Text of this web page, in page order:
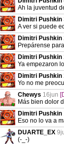
Ah la juventud
Dimitri Pushkin
A ver si puede
Dimitri Pushkin
Prepárense
Dimitri Pushkin
Ya empezaron
Dimitri Pushkin
Yo no me
Chewys 16jun
Más bien dolor
Dimitri Pushkin
Eso no lo va a
DUARTE_EX
(-_-)